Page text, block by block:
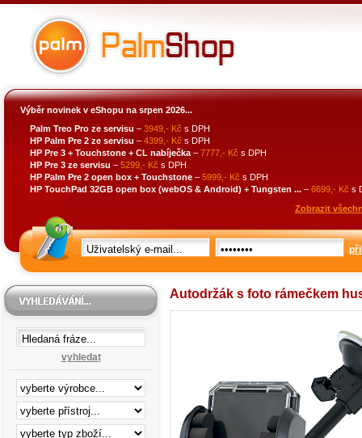
Výběr novinek v eShopu na srpen 2026...
Palm Treo Pro ze servisu – 3949,- Kč s DPH
HP Palm Pre 2 ze servisu – 4399,- Kč s DPH
HP Pre 3 + Touchstone + CL nabíječka – 7777,- Kč s DPH
HP Pre 3 ze servisu – 5299,- Kč s DPH
HP Palm Pre 2 open box + Touchstone – 5999,- Kč s DPH
HP TouchPad 32GB open box (webOS & Android) + Tungsten ... – 6699,- Kč s
Zobrazit
vyhledat
Autodržák s foto rámečkem